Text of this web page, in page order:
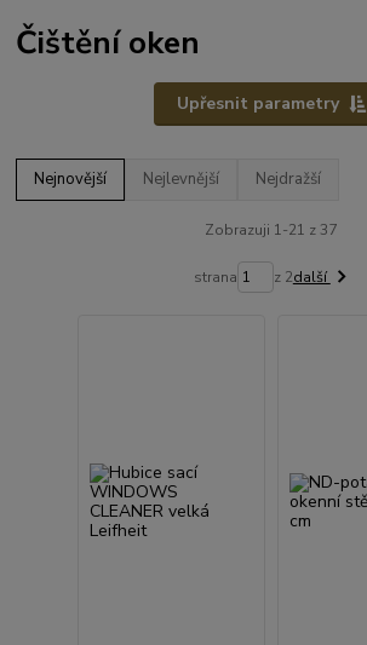
Čištění oken
Upřesnit parametry
Nejnovější Nejlevnější Nejdražší
Zobrazuji 1-21 z 37
strana z 2další